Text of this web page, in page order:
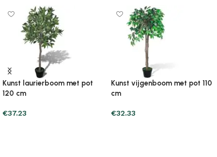
Kunst laurierboom met pot
Kunst vijgenboom met pot 110